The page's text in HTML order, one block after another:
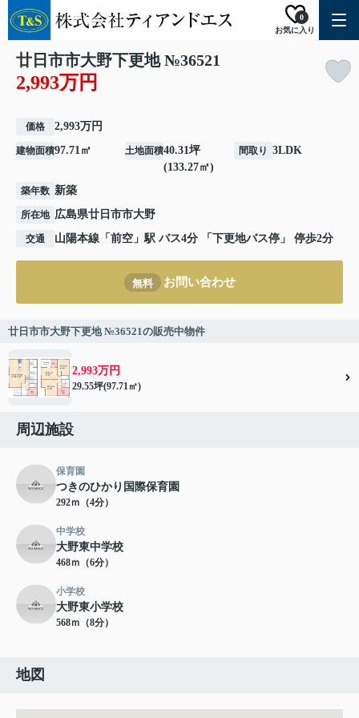
お気に入り
0
廿日市市大野下更地 №36521
2,993万円
価格 2,993万円
建物面積97.71㎡ 土地面積40.31坪
(133.27㎡)
間取り 3LDK
築年数 新築
所在地 広島県廿日市市大野
交通 山陽本線 「 前空 」駅 バス4分 「下更地バス停」 停歩2分
無料 お問い合わせ
廿日市市大野下更地 №36521の販売中物件
2,993万円
29.55坪(97.71㎡)
周辺施設
保育園
つきのひかり国際保育園
292ｍ（4分）
中学校
大野東中学校
468ｍ（6分）
小学校
大野東小学校
568ｍ（8分）
地図